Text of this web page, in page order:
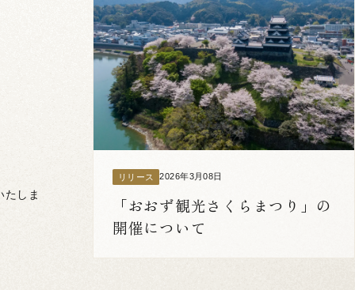
たしま
リリース 2026年3月08日
「おおず観光さくらまつり」の
開催について